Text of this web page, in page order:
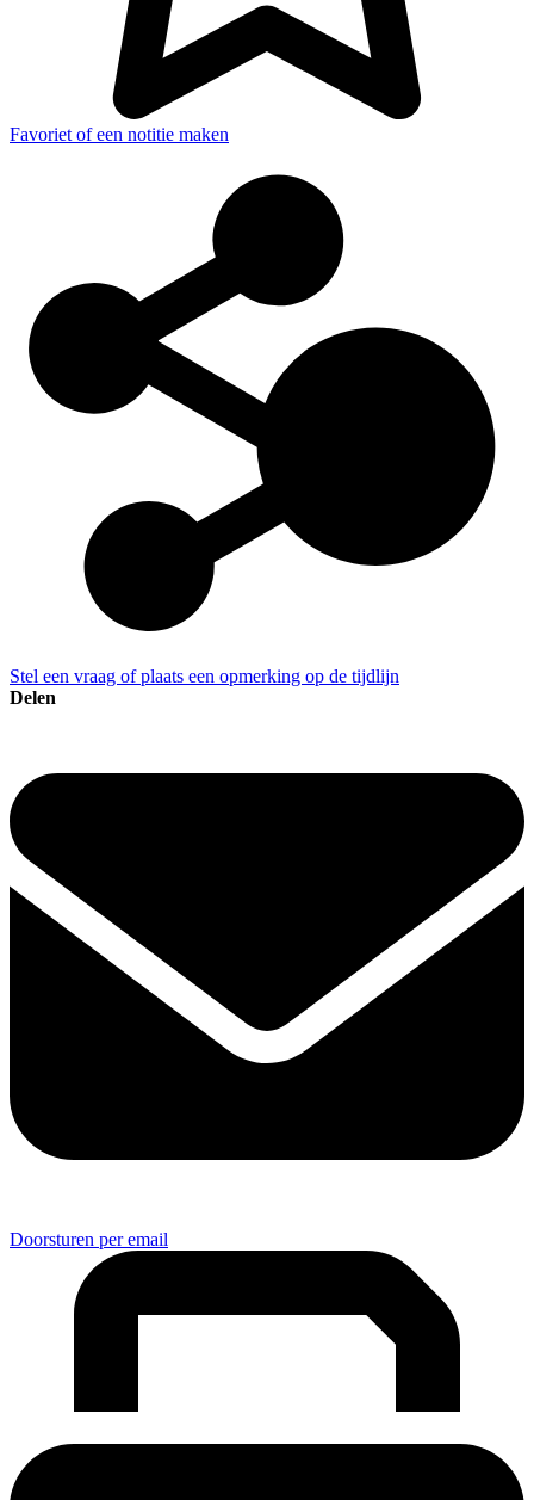
Favoriet of een notitie maken
Stel een vraag of plaats een opmerking op de tijdlijn
Delen
Doorsturen per email